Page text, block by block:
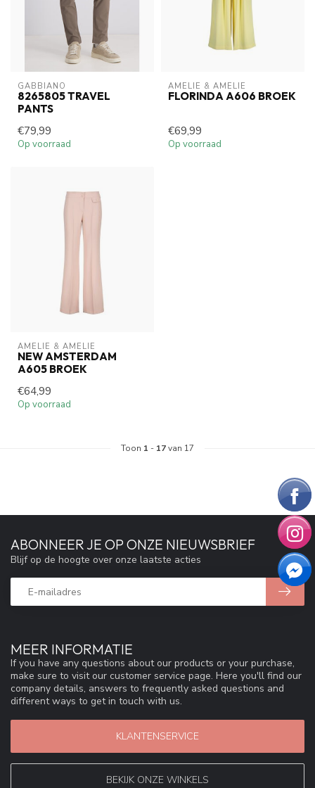
GABBIANO
8265805 TRAVEL
PANTS
€79,99
Op voorraad
AMELIE & AMELIE
FLORINDA A606 BROEK
€69,99
Op voorraad
AMELIE & AMELIE
NEW AMSTERDAM
A605 BROEK
€64,99
Op voorraad
Toon 1 - 17van 17
MEER INFORMATIE
If you have any questions about our products or your purchase,
make sure to visit our customer service page. Here you'll find our
company details, answers to frequently asked questions and
different ways to get in touch with us.
KLANTENSERVICE
BEKIJK ONZE WINKELS
ABONNEER JE OP ONZE NIEUWSBRIEF
Blijf op de hoogte over onze laatste acties